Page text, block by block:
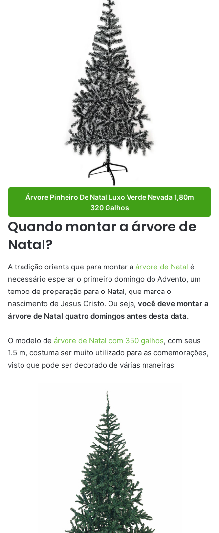
Árvore Pinheiro De Natal Luxo Verde Nevada 1,80m
320 Galhos
Quando montar a árvore de
Natal?
A tradição orienta que para montar a árvore de Natal é
necessário esperar o primeiro domingo do Advento, um
tempo de preparação para o Natal, que marca o
nascimento de Jesus Cristo. Ou seja, você deve montar a
árvore de Natal quatro domingos antes desta data.
O modelo de árvore de Natal com 350 galhos, com seus
1.5 m, costuma ser muito utilizado para as comemorações,
visto que pode ser decorado de várias maneiras.